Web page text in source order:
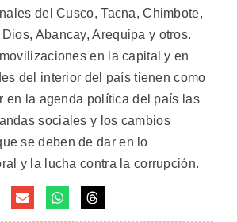
del Cusco, Tacna, Chimbote,
Abancay, Arequipa y otros.
en la capital y en
del interior del país tienen como
en la agenda política del país las
sociales y los cambios
se deben de dar en lo
y la lucha contra la corrupción.